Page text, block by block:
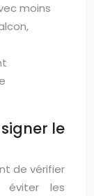
moins
le
de vérifier
éviter les